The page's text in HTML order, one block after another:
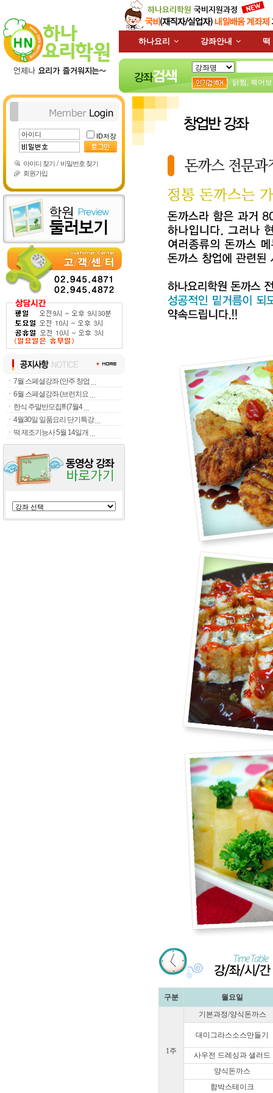
하나요리 강좌안내 떡
닭찜 북어
ID저장
아이디 찾기 / 비밀번호 찾기
회원가입
ㆍ 7월 스페셜강좌 (안주 창업
ㆍ 6월 스페셜강좌 (브런치요
ㆍ 한식 주말반모집!!! (7월4
ㆍ 4월30일 일품요리 단기특강
ㆍ 떡 제조기능사 5월 14일개
구분 월요일
1주
기본과정/양식돈까스
대미그라스소스만들기
사우전 드레싱과 샐러드
양식돈까스
함박스테이크